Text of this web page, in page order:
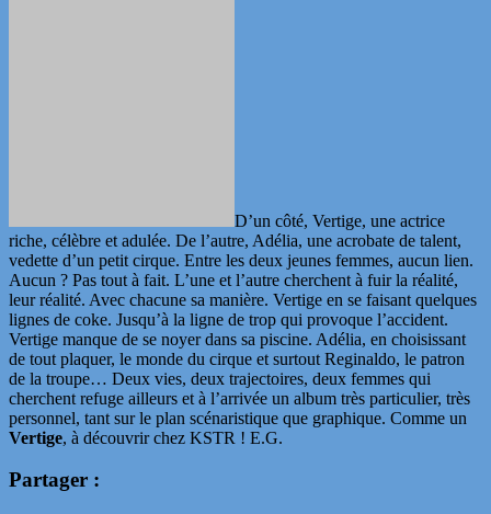
D’un côté, Vertige, une actrice
riche, célèbre et adulée. De l’autre, Adélia, une acrobate de talent,
vedette d’un petit cirque. Entre les deux jeunes femmes, aucun lien.
Aucun ? Pas tout à fait. L’une et l’autre cherchent à fuir la réalité,
leur réalité. Avec chacune sa manière. Vertige en se faisant quelques
lignes de coke. Jusqu’à la ligne de trop qui provoque l’accident.
Vertige manque de se noyer dans sa piscine. Adélia, en choisissant
de tout plaquer, le monde du cirque et surtout Reginaldo, le patron
de la troupe… Deux vies, deux trajectoires, deux femmes qui
cherchent refuge ailleurs et à l’arrivée un album très particulier, très
personnel, tant sur le plan scénaristique que graphique. Comme un
Vertige, à découvrir chez KSTR ! E.G.
Partager :